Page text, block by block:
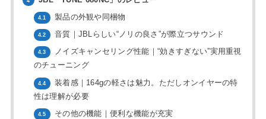
4.1 製品の外観や同梱物
4.2 音質｜JBLらしい“ノリの良さ”が際立つサウンド
4.3
ノイズキャンセリング性能｜“効きすぎない”実用重視
のチューニング
4.4
装着感｜164gの軽さは魅力。ただしオンイヤーの特
性は理解が必要
4.5 その他の機能｜便利な機能が充実